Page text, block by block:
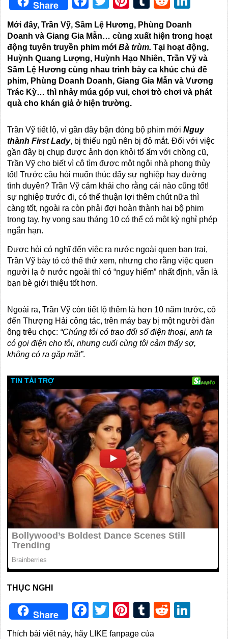
Share
Mới đây, Trần Vỹ, Sầm Lệ Hương, Phùng Doanh
Doanh và Giang Gia Mẫn… cùng xuất hiện trong hoạt
động tuyên truyền phim mớiBà trùm. Tại hoạt động,
Huỳnh Quang Lượng, Huỳnh Hạo Nhiên, Trần Vỹ và
Sầm Lệ Hương cùng nhau trình bày ca khúc chủ đề
phim, Phùng Doanh Doanh, Giang Gia Mẫn và Vương
Trác Kỳ… thì nhảy múa góp vui, chơi trò chơi và phát
quà cho khán giả ở hiện trường.
Trần Vỹ tiết lộ, vì gần đây bận đóng bộ phim mớiNguy
thành First Lady, bị thiếu ngủ nên bị đỏ mắt. Đối với việc
gần đây bị chụp được ảnh dọn khỏi tổ ấm với chồng cũ,
Trần Vỹ cho biết vì cô tìm được một ngôi nhà phong thủy
tốt! Trước câu hỏi muốn thúc đẩy sự nghiệp hay đường
tình duyên? Trần Vỹ cảm khái cho rằng cái nào cũng tốt!
sự nghiệp trước đi, có thể thuận lợi thêm chút nữa thì
càng tốt, ngoài ra còn phải đợi hoàn thành hai bộ phim
trong tay, hy vọng sau tháng 10 có thể có một kỳ nghỉ phép
ngắn hạn.
Được hỏi có nghĩ đến việc ra nước ngoài quen bạn trai,
Trần Vỹ bày tỏ có thể thử xem, nhưng cho rằng việc quen
người lạ ở nước ngoài thì có “nguy hiểm” nhất định, vẫn là
bạn bè giới thiệu tốt hơn.
Ngoài ra, Trần Vỹ còn tiết lộ thêm là hơn 10 năm trước, cô
đến Thượng Hải công tác, trên máy bay bị một người đàn
ông trêu chọc: “Chúng tôi có trao đổi số điện thoại, anh ta
có gọi điện cho tôi, nhưng cuối cùng tôi cảm thấy sợ,
không có ra gặp mặt”.
THỤC NGHI
Share Facebook
TwitterPinterest
TumblrReddit
Thích bài viết này, hãy LIKE fanpage của